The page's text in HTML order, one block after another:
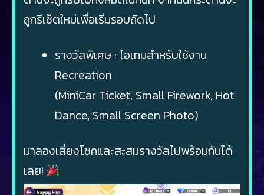
ถูกรีเซ็ตใหม่เพื่อเริ่มรอบถัดไป
รางวัลพิเศษ : ไอเทมสำหรับใช้งาน
Recreation
(MiniCar Ticket, Small Firework, Hot
Dance, Small Screen Photo)
มาลองเสี่ยงโชคและสะสมรางวัลไปพร้อมกันได้
เลย!